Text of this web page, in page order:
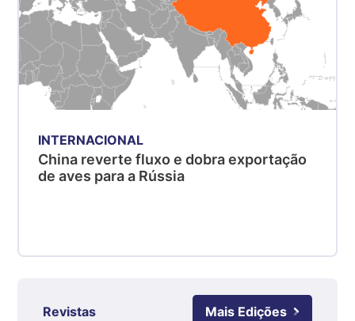
MG
R$ 5,04
kg
Suíno - Estadual
R$ 4,51
Suíno - Estadual
SC
RS
INTERNACIONAL
China reverte fluxo e dobra exportação
de aves para a Rússia
Revistas Mais Edições